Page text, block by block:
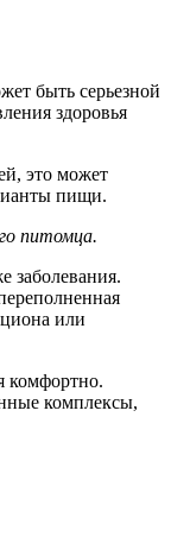
быть серьезной
здоровья
это может
пищи.
питомца.
заболевания.
или
комфортно.
комплексы,